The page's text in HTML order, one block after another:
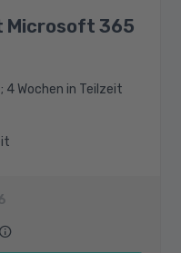
Microsoft 365
4 Wochen in Teilzeit